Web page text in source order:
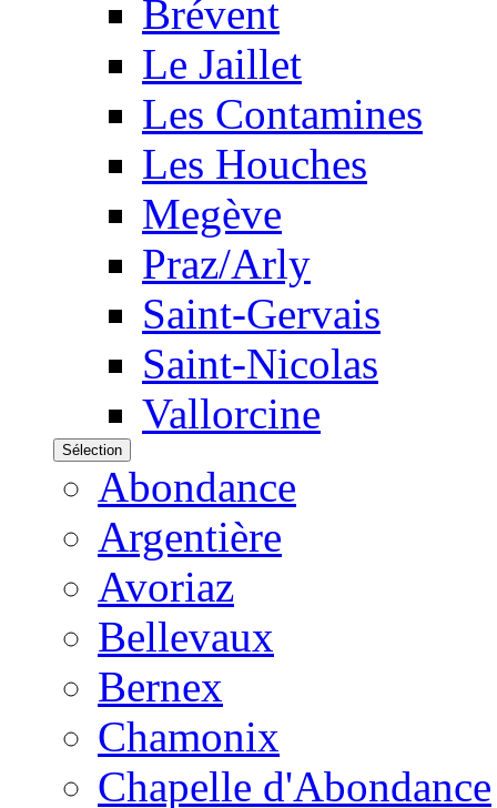
Brévent
Le Jaillet
Les Contamines
Les Houches
Megève
Praz/Arly
Saint-Gervais
Saint-Nicolas
Vallorcine
Sélection
Abondance
Argentière
Avoriaz
Bellevaux
Bernex
Chamonix
Chapelle d'Abondance